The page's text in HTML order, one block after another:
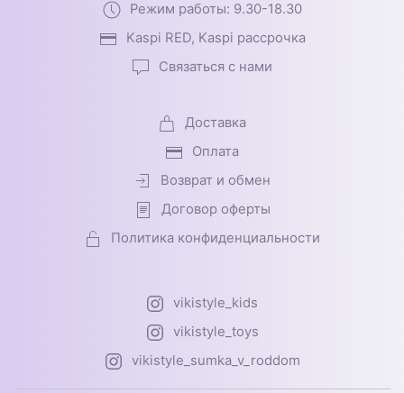
Режим работы: 9.30-18.30
Kaspi RED, Kaspi рассрочка
Связаться с нами
Доставка
Оплата
Возврат и обмен
Договор оферты
Политика конфиденциальности
vikistyle_kids
vikistyle_toys
vikistyle_sumka_v_roddom